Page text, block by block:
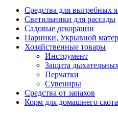
Средства для выгребных
Светильники для рассады
Садовые декорации
Парники, Укрывной
Хозяйственные товары
Инструмент
Защита
Перчатки
Сувениры
Средства от запахов
Корм для домашнего